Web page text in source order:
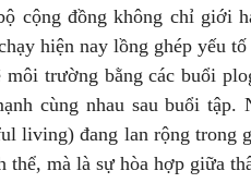
cộng đồng không chỉ giới
hiện nay lồng ghép yếu
môi trường bằng các buổi
cùng nhau sau buổi
living) đang lan rộng trong
thể, mà là sự hòa hợp giữa